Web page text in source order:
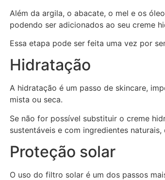
Além da argila, o abacate, o mel e os
podendo ser adicionados ao seu creme
Essa etapa pode ser feita uma vez por
Hidratação
A hidratação é um passo de skincare,
mista ou seca.
Se não for possível substituir o creme
sustentáveis e com ingredientes
Proteção solar
O uso do filtro solar é um dos passos